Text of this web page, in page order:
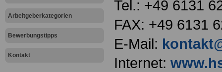
Arbeitgeberkategorien
Bewerbungstipps
Kontakt
Tel.: +49 6131
FAX: +49 6131
E-Mail:
Internet: